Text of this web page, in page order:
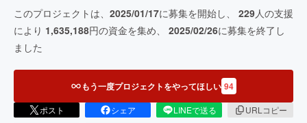
このプロジェクトは、 2025/01/17に募集を開始し、 229人の支援
により 1,635,188円の資金を集め、 2025/02/26に募集を終了し
ました
もう一度プロジェクトをやってほしい 94
ポスト シェア LINEで送る
URLコピー